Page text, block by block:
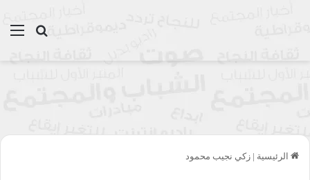
بحث
الرئيسية | زكي نجيب محمود